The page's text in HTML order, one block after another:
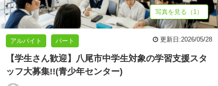
写真を見る（1）
アルバイト パート 更新日:2026/05/28
【学生さん歓迎】八尾市中学生対象の学習支援スタ
ッフ大募集!!(青少年センター)